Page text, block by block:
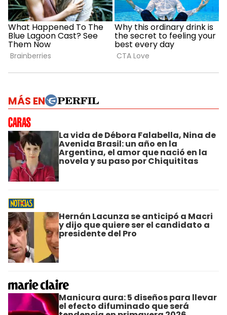
MÁS EN
La vida de Débora Falabella, Nina de
Avenida Brasil: un año en la
Argentina, el amor que nació en la
novela y su paso por Chiquititas
Hernán Lacunza se anticipó a Macri
y dijo que quiere ser el candidato a
presidente del Pro
Manicura aura: 5 diseños para llevar
el efecto difuminado que será